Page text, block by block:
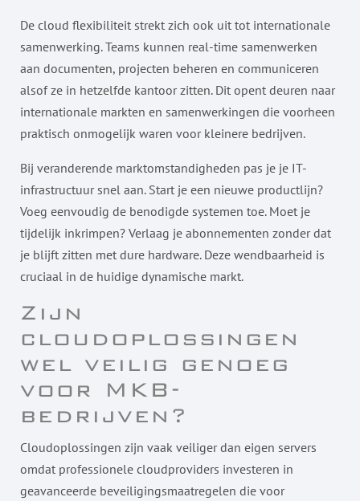
De cloud flexibiliteit strekt zich ook uit tot internationale
samenwerking. Teams kunnen real-time samenwerken
aan documenten, projecten beheren en communiceren
alsof ze in hetzelfde kantoor zitten. Dit opent deuren naar
internationale markten en samenwerkingen die voorheen
praktisch onmogelijk waren voor kleinere bedrijven.
Bij veranderende marktomstandigheden pas je je IT-
infrastructuur snel aan. Start je een nieuwe productlijn?
Voeg eenvoudig de benodigde systemen toe. Moet je
tijdelijk inkrimpen? Verlaag je abonnementen zonder dat
je blijft zitten met dure hardware. Deze wendbaarheid is
cruciaal in de huidige dynamische markt.
Zijn
cloudoplossingen
wel veilig genoeg
voor MKB-
bedrijven?
Cloudoplossingen zijn vaak veiliger dan eigen servers
omdat professionele cloudproviders investeren in
geavanceerde beveiligingsmaatregelen die voor